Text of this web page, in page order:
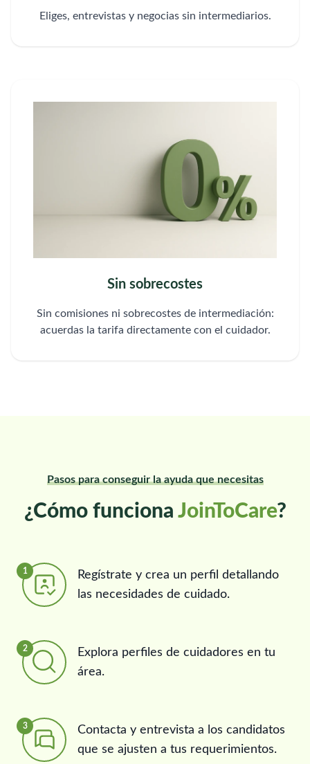
Eliges, entrevistas y negocias sin intermediarios.
Sin sobrecostes
Sin comisiones ni sobrecostes de intermediación:
acuerdas la tarifa directamente con el cuidador.
Pasos para conseguir la ayuda que necesitas
¿Cómo funciona JoinToCare?
1
Regístrate y crea un perfil detallando
las necesidades de cuidado.
2
Explora perfiles de cuidadores en tu
área.
3
Contacta y entrevista a los candidatos
que se ajusten a tus requerimientos.